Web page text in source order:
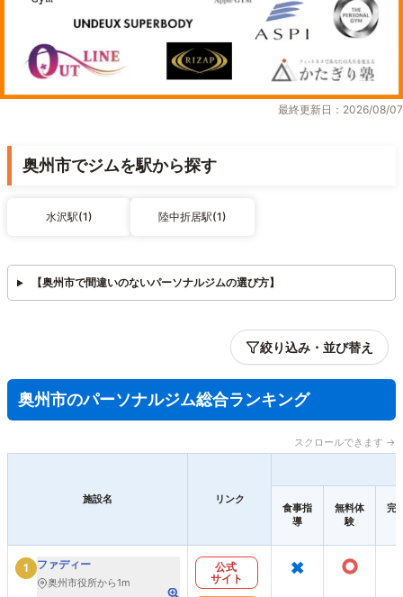
最終更新日：2026/08/07
奥州市でジムを駅から探す
水沢駅(1) 陸中折居駅(1)
【奥州市で間違いのないパーソナルジムの選び方】
絞り込み・並び替え
奥州市のパーソナルジム総合ランキング
スクロールできます →
施設名 リンク
食事指
導
無料体
験
完
1 ファディー
奥州市役所から1m
公式
サイト
× ○